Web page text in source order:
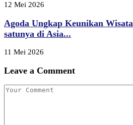
12 Mei 2026
Agoda Ungkap Keunikan
satunya di Asia...
11 Mei 2026
Leave a Comment